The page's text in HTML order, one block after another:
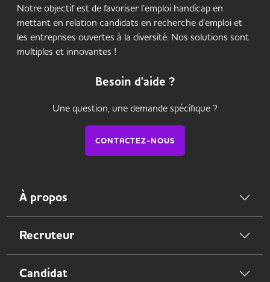
Notre objectif est de favoriser l’emploi handicap en
mettant en relation candidats en recherche d’emploi et
les entreprises ouvertes à la diversité. Nos solutions sont
multiples et innovantes !
Besoin d'aide ?
Une question, une demande spécifique ?
CONTACTEZ-NOUS
À propos
Recruteur
Candidat